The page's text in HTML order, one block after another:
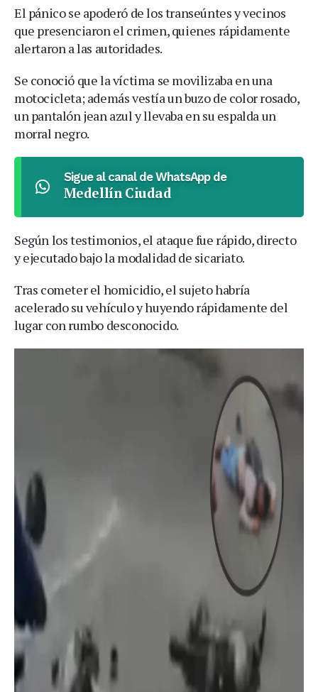
El pánico se apoderó de los transeúntes y vecinos
que presenciaron el crimen, quienes rápidamente
alertaron a las autoridades.
Se conoció que la víctima se movilizaba en una
motocicleta; además vestía un buzo de color rosado,
un pantalón jean azul y llevaba en su espalda un
morral negro.
Sigue al canal de WhatsApp de
Medellín Ciudad
Según los testimonios, el ataque fue rápido, directo
y ejecutado bajo la modalidad de sicariato.
Tras cometer el homicidio, el sujeto habría
acelerado su vehículo y huyendo rápidamente del
lugar con rumbo desconocido.